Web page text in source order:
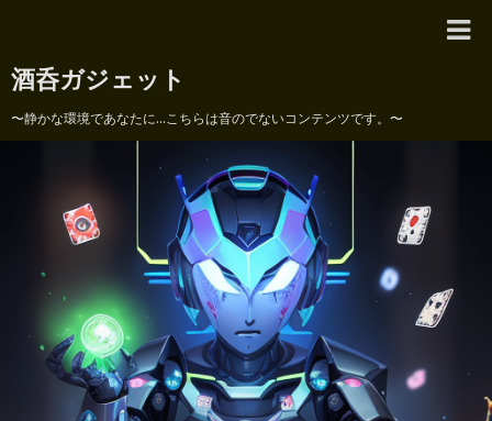
酒呑ガジェット
〜静かな環境であなたに...こちらは音のでないコンテンツです。〜